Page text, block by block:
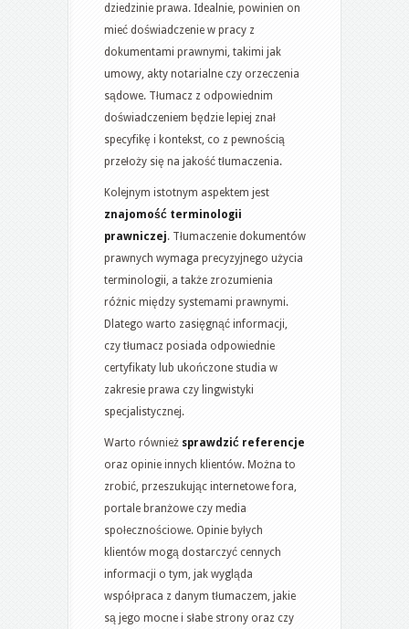
dziedzinie prawa. Idealnie, powinien on
mieć doświadczenie w pracy z
dokumentami prawnymi, takimi jak
umowy, akty notarialne czy orzeczenia
sądowe. Tłumacz z odpowiednim
doświadczeniem będzie lepiej znał
specyfikę i kontekst, co z pewnością
przełoży się na jakość tłumaczenia.
Kolejnym istotnym aspektem jest
znajomość terminologii
prawniczej. Tłumaczenie dokumentów
prawnych wymaga precyzyjnego użycia
terminologii, a także zrozumienia
różnic między systemami prawnymi.
Dlatego warto zasięgnąć informacji,
czy tłumacz posiada odpowiednie
certyfikaty lub ukończone studia w
zakresie prawa czy lingwistyki
specjalistycznej.
Warto również sprawdzić referencje
oraz opinie innych klientów. Można to
zrobić, przeszukując internetowe fora,
portale branżowe czy media
społecznościowe. Opinie byłych
klientów mogą dostarczyć cennych
informacji o tym, jak wygląda
współpraca z danym tłumaczem, jakie
są jego mocne i słabe strony oraz czy